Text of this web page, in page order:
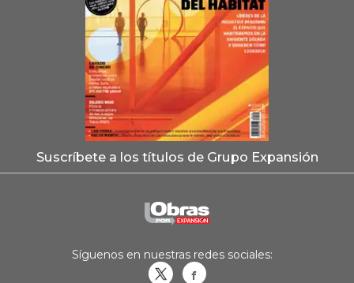
Suscríbete a los títulos de Grupo Expansión
Síguenos en nuestras redes sociales: